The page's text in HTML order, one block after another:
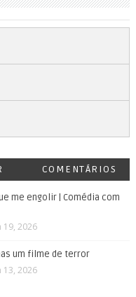
COMENTÁRIOS
me engolir | Comédia com
19, 2026
um filme de terror
13, 2026